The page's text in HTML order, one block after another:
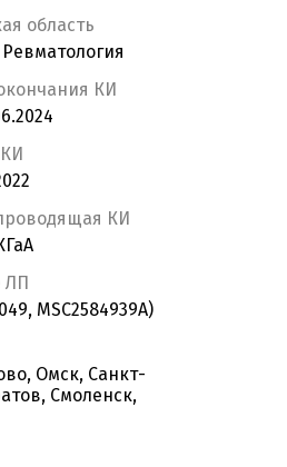
область
КИ
КИ
ЛП
MSC2584939A)
Омск, Санкт-
Смоленск,